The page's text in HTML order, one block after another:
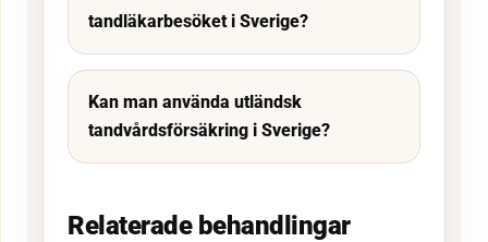
tandläkarbesöket i Sverige?
Kan man använda utländsk
tandvårdsförsäkring i Sverige?
Relaterade behandlingar